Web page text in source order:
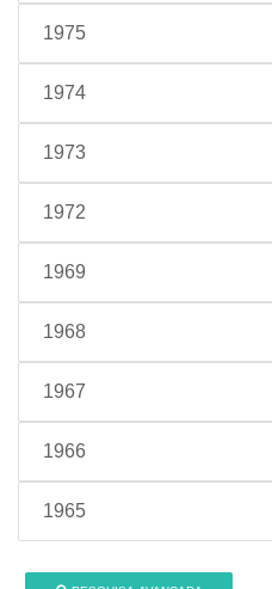
1975
1974
1973
1972
1969
1968
1967
1966
1965